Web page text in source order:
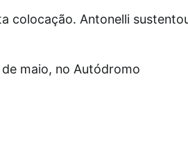
colocação. Antonelli
maio, no Autódromo